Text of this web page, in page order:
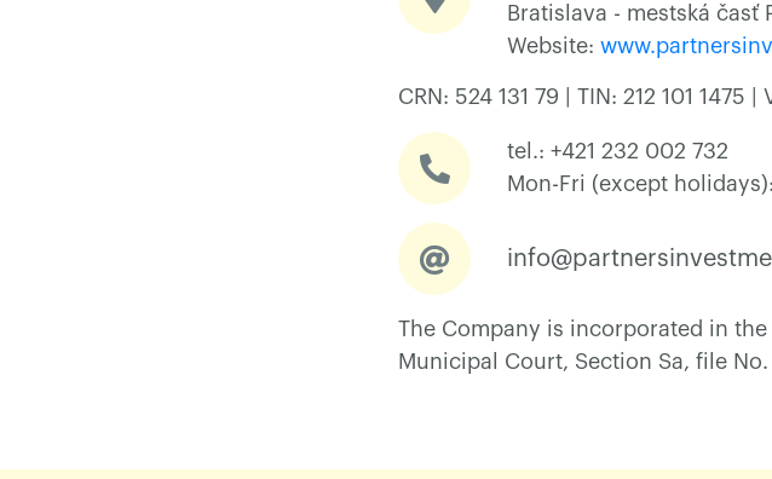
Bratislava - mestská časť
Website:
CRN: 524 131 79 | TIN: 212 101 1475
tel.: +421 232 002 732
Mon-Fri (except
The Company is incorporated in the
Municipal Court, Section Sa, file No.